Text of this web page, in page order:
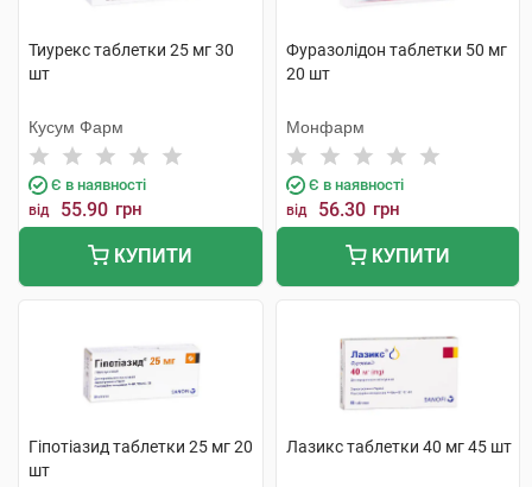
Тиурекс таблетки 25 мг 30
шт
Кусум Фарм
Є в наявності
від 55.90 грн
КУПИТИ
Фуразолідон таблетки 50 мг
20 шт
Монфарм
Є в наявності
від 56.30 грн
КУПИТИ
Гіпотіазид таблетки 25 мг 20
шт
Лазикс таблетки 40 мг 45 шт